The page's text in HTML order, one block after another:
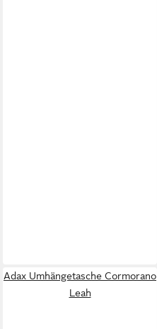
Adax Umhängetasche Cormorano
Leah